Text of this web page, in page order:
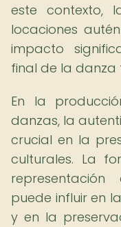
este contexto,
locaciones
impacto
final de la danza
En la
danzas, la
crucial en la
culturales. La
puede influir en
y en la